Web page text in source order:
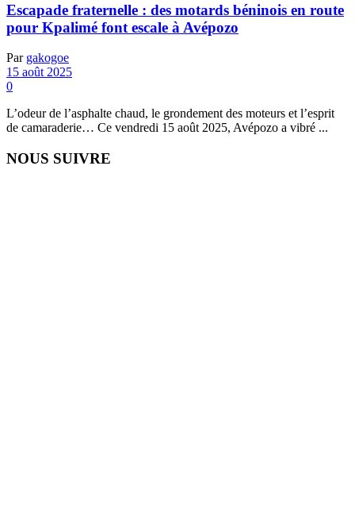
Escapade fraternelle : des motards béninois en route
pour Kpalimé font escale à Avépozo
Par gakogoe
15 août 2025
0
L’odeur de l’asphalte chaud, le grondement des moteurs et l’esprit
de camaraderie… Ce vendredi 15 août 2025, Avépozo a vibré ...
NOUS SUIVRE